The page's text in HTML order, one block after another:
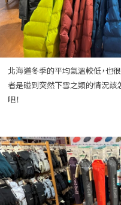
北海道冬季的平均氣溫較低，也
者是碰到突然下雪之類的情況
吧！